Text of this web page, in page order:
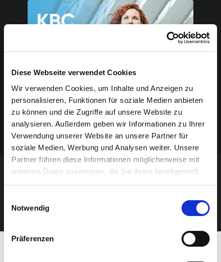
Diese Webseite verwendet Cookies
Wir verwenden Cookies, um Inhalte und Anzeigen zu
personalisieren, Funktionen für soziale Medien anbieten
zu können und die Zugriffe auf unsere Website zu
analysieren. Außerdem geben wir Informationen zu Ihrer
Verwendung unserer Website an unsere Partner für
soziale Medien, Werbung und Analysen weiter. Unsere
Partner führen diese Informationen möglicherweise mit
weiteren Daten zusammen, die Sie ihnen bereitgestellt
haben oder die sie im Rahmen Ihrer Nutzung der Dienste
Notwendig
Präferenzen
VERANSTALTUNG VERPASST?
JETZT UNSEREN NEWSLETTER ABONNIEREN